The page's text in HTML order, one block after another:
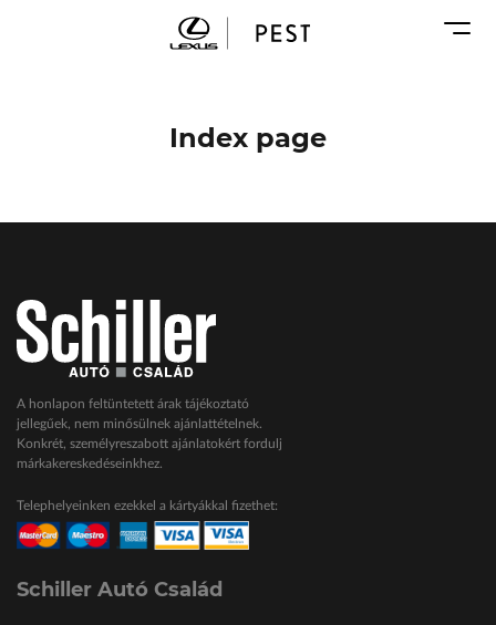
ŠKODA Schiller
Geely Schiller
Seat Schiller
Tesla Approved Body Shop
VW Haszonjárművek
VW Service Schiller
ŠKODA Schiller
Karosszéria Centrum
Index page
A honlapon feltüntetett árak tájékoztató
jellegűek, nem minősülnek ajánlattételnek.
Konkrét, személyreszabott ajánlatokért fordulj
márkakereskedéseinkhez.
Telephelyeinken ezekkel a kártyákkal fizethet:
Schiller Autó Család